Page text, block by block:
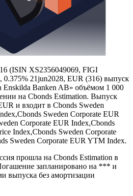
(ISIN XS2356049069, FIGI
21jun2028, EUR (316) выпуск
Enskilda Banken AB» объёмом 1 000
на Cbonds Estimation. Выпуск
и входит в Cbonds Sweden
Sweden Corporate EUR
Corporate EUR Index,Cbonds
Index,Cbonds Sweden Corporate
Sweden Corporate EUR YTM Index.
прошла на Cbonds Estimation в
запланировано на *** и
выпуска без амортизации